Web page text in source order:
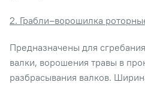
2. Грабли–ворошилка
Предназначены для
валки, ворошения травы в
разбрасывания валков.